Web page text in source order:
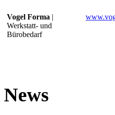
Vogel Forma |
Werkstatt- und
Bürobedarf
News